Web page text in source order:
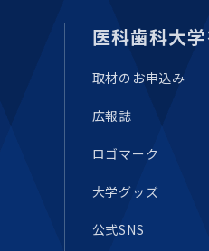
医科歯科大
取材のお申込み
広報誌
ロゴマーク
大学グッズ
公式SNS